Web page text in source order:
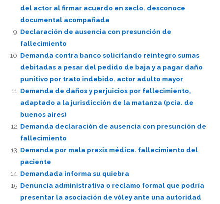
del actor al firmar acuerdo en seclo. desconoce
documental acompañada
Declaración de ausencia con presunción de
fallecimiento
Demanda contra banco solicitando reintegro sumas
debitadas a pesar del pedido de baja y a pagar daño
punitivo por trato indebido. actor adulto mayor
Demanda de daños y perjuicios por fallecimiento,
adaptado a la jurisdicción de la matanza (pcia. de
buenos aires)
Demanda declaración de ausencia con presunción de
fallecimiento
Demanda por mala praxis médica. fallecimiento del
paciente
Demandada informa su quiebra
Denuncia administrativa o reclamo formal que podría
presentar la asociación de vóley ante una autoridad